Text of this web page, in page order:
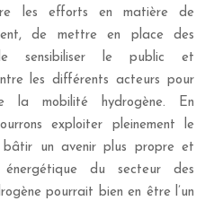
les efforts en matière de
de mettre en place des
sensibiliser le public et
les différents acteurs pour
la mobilité hydrogène. En
exploiter pleinement le
bâtir un avenir plus propre et
du secteur des
pourrait bien en être l’un